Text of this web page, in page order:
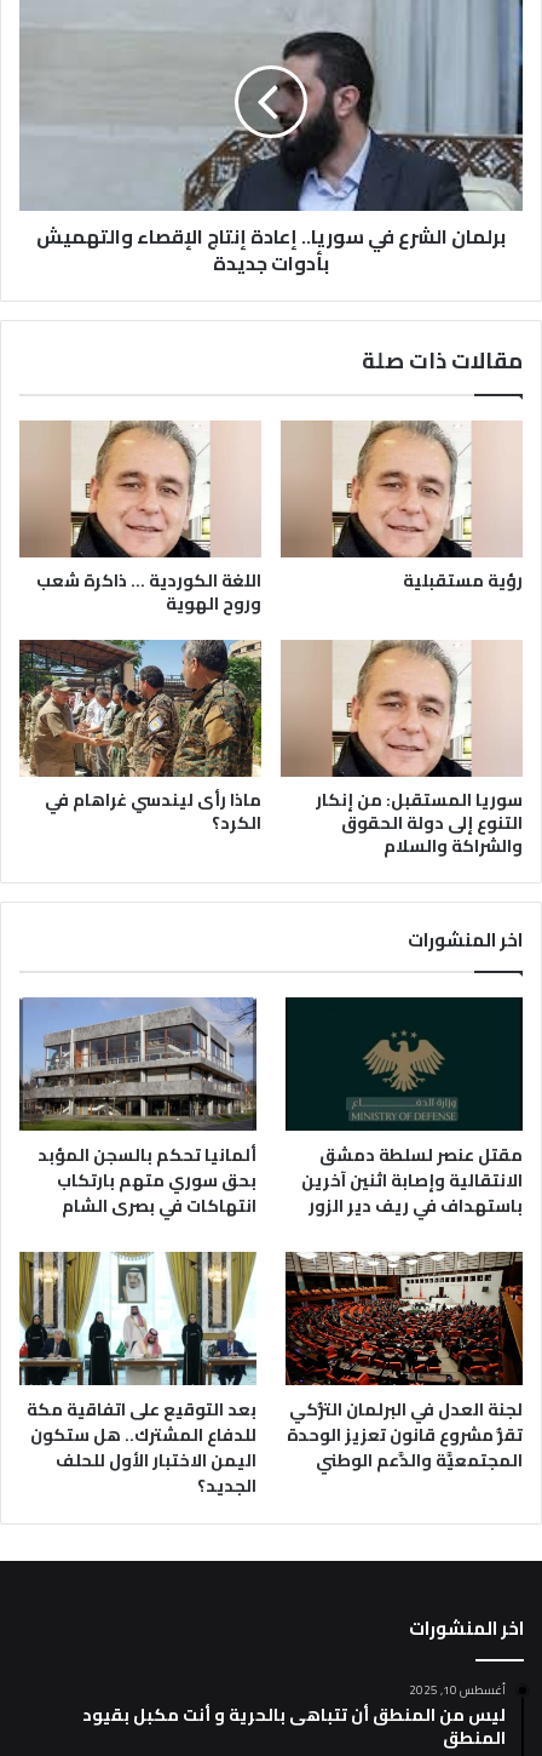
في
سوريا..
إنتاج
الإقصاء
والتهميش
بأدوات
جديدة
برلمان الشرع في سوريا.. إعادة إنتاج الإقصاء والتهميش
بأدوات جديدة
مقالات ذات صلة
رؤية مستقبلية اللغة الكوردية … ذاكرة شعب
وروح الهوية
سوريا المستقبل: من إنكار
التنوع إلى دولة الحقوق
والشراكة والسلام
ماذا رأى ليندسي غراهام في
الكرد؟
اخر المنشورات
مقتل عنصر لسلطة دمشق
الانتقالية وإصابة اثنين آخرين
باستهداف في ريف دير الزور
ألمانيا تحكم بالسجن المؤبد
بحق سوري متهم بارتكاب
انتهاكات في بصرى الشام
لجنة العدل في البرلمان التُّركي
تقرُّ مشروع قانون تعزيز الوحدة
المجتمعيَّة والدَّعم الوطني
بعد التوقيع على اتفاقية مكة
للدفاع المشترك.. هل ستكون
اليمن الاختبار الأول للحلف
الجديد؟
اخر المنشورات
أغسطس 10, 2025
ليس من المنطق أن تتباهى بالحرية و أنت مكبل بقيود
المنطق